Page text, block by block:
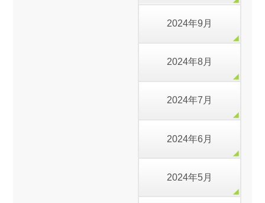
2024年9月
2024年8月
2024年7月
2024年6月
2024年5月